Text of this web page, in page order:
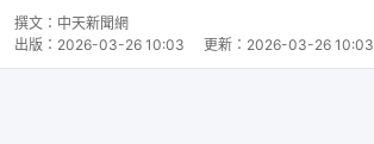
撰文： 中天新聞網
出版： 2026-03-26 10:03 更新： 2026-03-26 10:03